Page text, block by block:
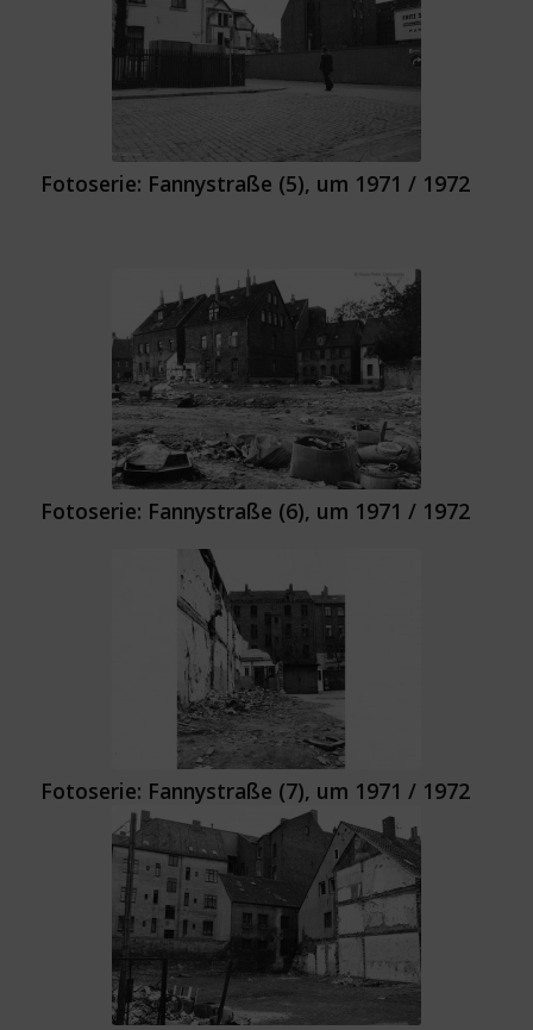
Fotoserie: Fannystraße (5), um 1971 / 1972
Fotoserie: Fannystraße (6), um 1971 / 1972
Fotoserie: Fannystraße (7), um 1971 / 1972